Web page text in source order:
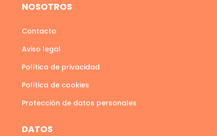
NOSOTROS
Contacto
Aviso legal
Política de privacidad
Política de cookies
Protección de datos personales
DATOS